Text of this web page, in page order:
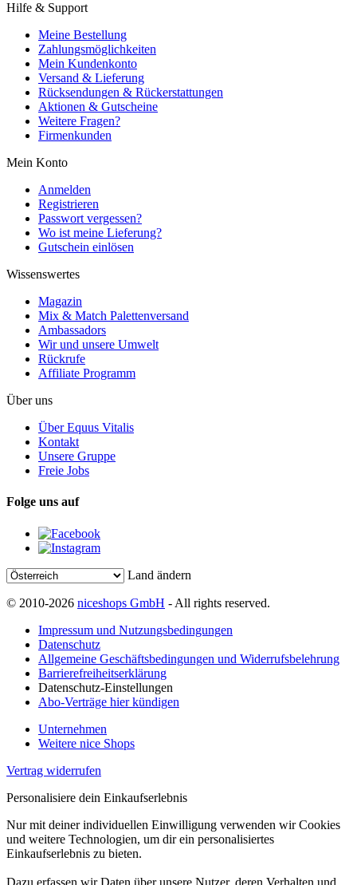
Hilfe & Support
Meine Bestellung
Zahlungsmöglichkeiten
Mein Kundenkonto
Versand & Lieferung
Rücksendungen & Rückerstattungen
Aktionen & Gutscheine
Weitere Fragen?
Firmenkunden
Mein Konto
Anmelden
Registrieren
Passwort vergessen?
Wo ist meine Lieferung?
Gutschein einlösen
Wissenswertes
Magazin
Mix & Match Palettenversand
Ambassadors
Wir und unsere Umwelt
Rückrufe
Affiliate Programm
Über uns
Über Equus Vitalis
Kontakt
Unsere Gruppe
Freie Jobs
Folge uns auf
Land ändern
© 2010-2026 niceshops GmbH - All rights reserved.
Impressum und Nutzungsbedingungen
Datenschutz
Allgemeine Geschäftsbedingungen und Widerrufsbelehrung
Barrierefreiheitserklärung
Datenschutz-Einstellungen
Abo-Verträge hier kündigen
Unternehmen
Weitere nice Shops
Vertrag widerrufen
Personalisiere dein Einkaufserlebnis
Nur mit deiner individuellen Einwilligung verwenden wir Cookies
und weitere Technologien, um dir ein personalisiertes
Einkaufserlebnis zu bieten.
Dazu erfassen wir Daten über unsere Nutzer, deren Verhalten und